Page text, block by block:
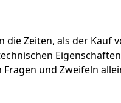
die Zeiten, als der
und Zweifeln